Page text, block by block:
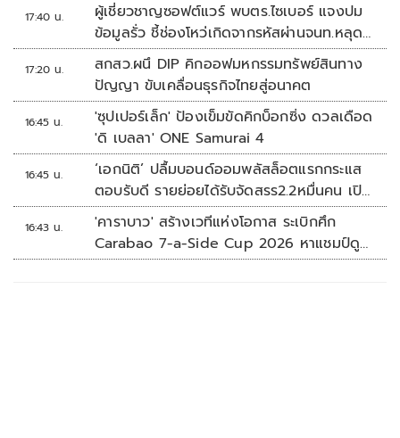
17:40 น.
ผู้เชี่ยวชาญซอฟต์แวร์ พบตร.ไซเบอร์ แจงปม
ข้อมูลรั่ว ชี้ช่องโหว่เกิดจากรหัสผ่านจนท.หลุด
ไม่ใช่ถูกแฮกระบบ
17:20 น.
สกสว.ผนึ DIP คิกออฟมหกรรมทรัพย์สินทาง
ปัญญา ขับเคลื่อนธุรกิจไทยสู่อนาคต
16:45 น.
'ซุปเปอร์เล็ก' ป้องเข็มขัดคิกบ็อกซิ่ง ดวลเดือด
'ดิ เบลลา' ONE Samurai 4
16:45 น.
‘เอกนิติ’ ปลื้มบอนด์ออมพลัสล็อตแรกกระแส
ตอบรับดี รายย่อยได้รับจัดสรร2.2หมื่นคน เปิด
จองรอบใหม่ก.ย.นี้
16:43 น.
'คาราบาว' สร้างเวทีแห่งโอกาส ระเบิกศึก
Carabao 7-a-Side Cup 2026 หาแชมป์ดู
บอลที่เวมบลีย์